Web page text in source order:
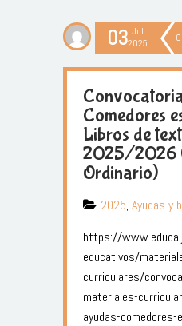
03 Jul
2025
0
Comedores
Libros de
2025/2026
Ordinario)
2025, Ayudas y
https://
educativos/
curriculares/
materiales-
ayudas-